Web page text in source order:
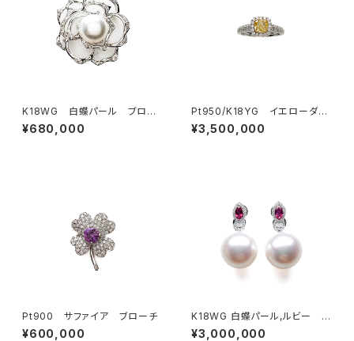
K18WG 白蝶パール ブロー
チ
¥680,000
Pt950/K18YG イエローダイ
ヤモンド リング
¥3,500,000
Pt900 サファイア ブローチ
¥600,000
K18WG 白蝶パール,ルビー ピ
アス
¥3,000,000